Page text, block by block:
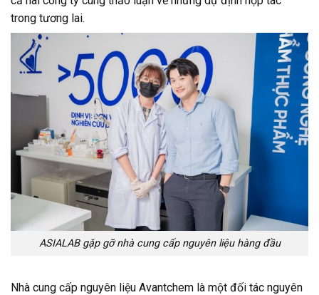
trong tương lai.
ASIALAB gặp gỡ nhà cung cấp nguyên liệu hàng đầu
Nhà cung cấp nguyên liệu Avantchem là một đối tác nguyên